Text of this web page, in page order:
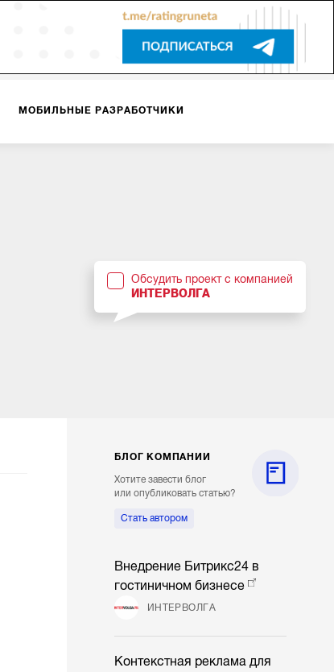
МОБИЛЬНЫЕ РАЗРАБОТЧИКИ
Обсудить проект с компанией
ИНТЕРВОЛГА
БЛОГ КОМПАНИИ
Хотите завести блог
или опубликовать статью?
Стать автором
Внедрение Битрикс24 в
гостиничном бизнесе
ИНТЕРВОЛГА
Контекстная реклама для